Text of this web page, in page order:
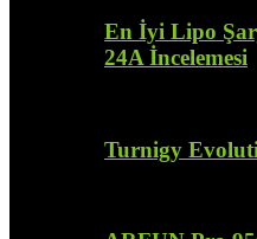
En İyi Lipo
24A İncelemesi
Turnigy